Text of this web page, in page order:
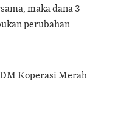
maka dana 3
perubahan.
Koperasi Merah